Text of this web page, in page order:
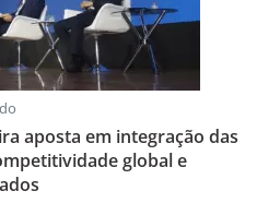
aposta em integração das
global e